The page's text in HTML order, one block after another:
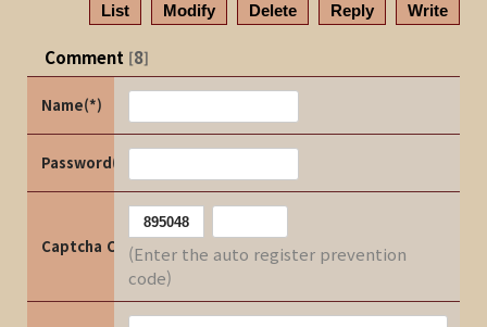
List Modify Delete Reply Write
Comment [8]
Name(*)
Password(*)
Captcha Code(Enter the auto register prevention
code)